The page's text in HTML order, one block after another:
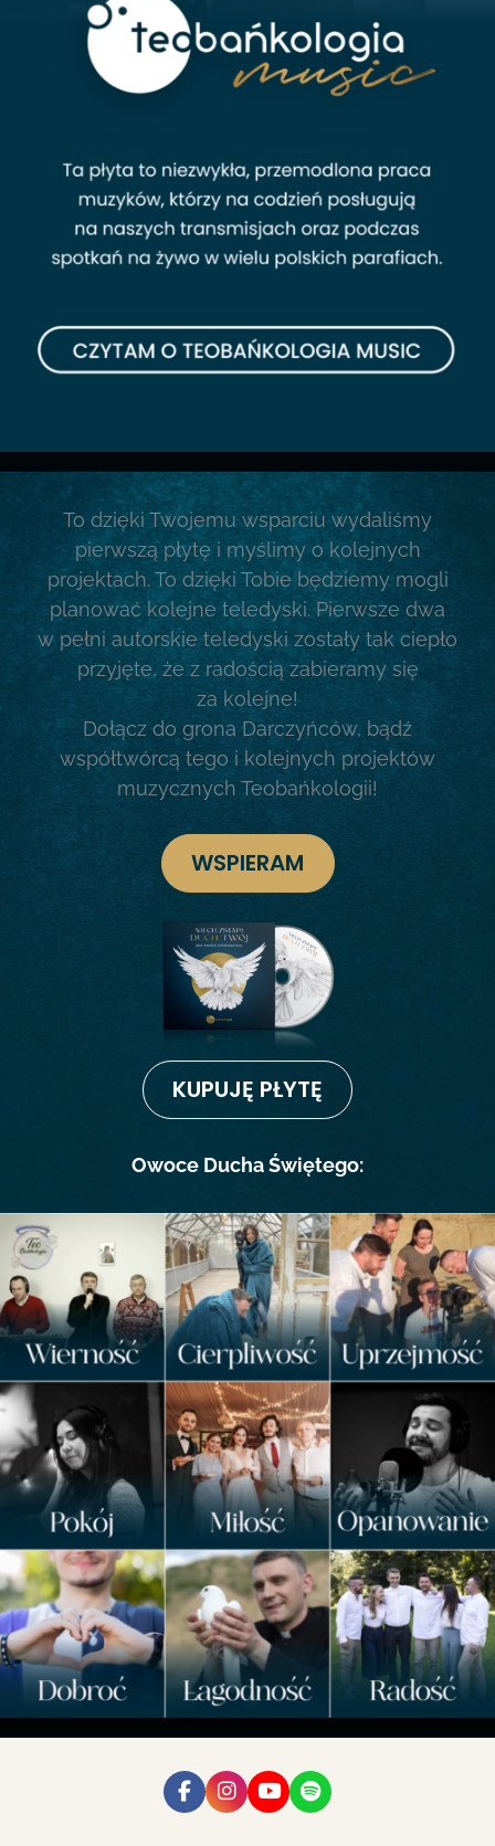
To dzięki Twojemu wsparciu wydaliśmy
pierwszą płytę i myślimy o kolejnych
projektach. To dzięki Tobie będziemy mogli
planować kolejne teledyski. Pierwsze dwa
w pełni autorskie teledyski zostały tak ciepło
przyjęte, że z radością zabieramy się
za kolejne!
Dołącz do grona Darczyńców, bądź
współtwórcą tego i kolejnych projektów
muzycznych Teobańkologii!
WSPIERAM
KUPUJĘ PŁYTĘ
Owoce Ducha Świętego: